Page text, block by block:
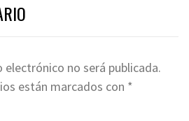
electrónico no será publicada.
están marcados con *